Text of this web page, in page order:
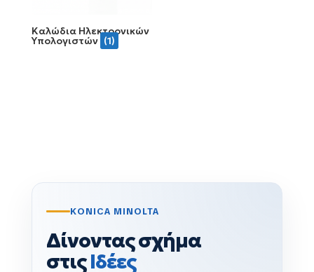
Καλώδια Ηλεκτρονικών
Υπολογιστών (1)
KONICA MINOLTA
Δίνοντας σχήμα
στιςΙδέες